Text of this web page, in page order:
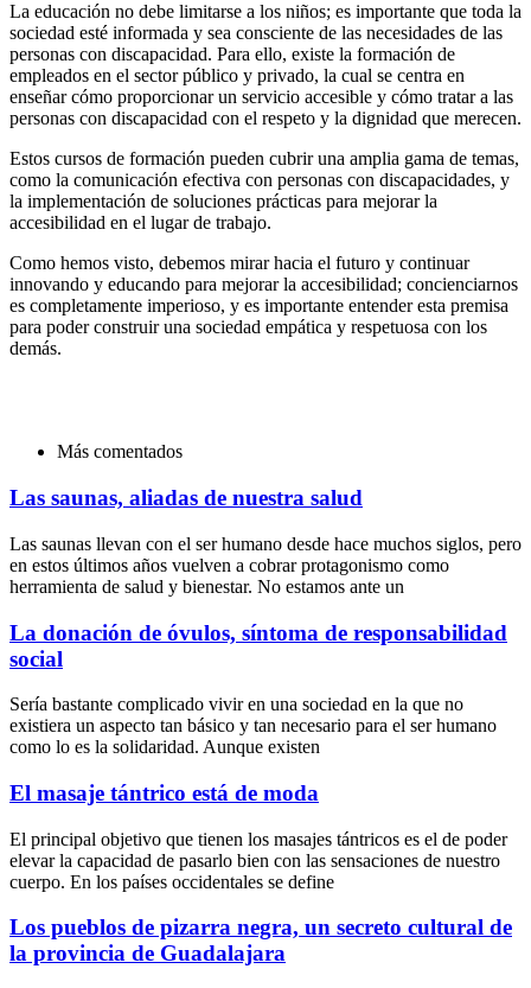
La educación no debe limitarse a los niños; es importante que toda la
sociedad esté informada y sea consciente de las necesidades de las
personas con discapacidad. Para ello, existe la formación de
empleados en el sector público y privado, la cual se centra en
enseñar cómo proporcionar un servicio accesible y cómo tratar a las
personas con discapacidad con el respeto y la dignidad que merecen.
Estos cursos de formación pueden cubrir una amplia gama de temas,
como la comunicación efectiva con personas con discapacidades, y
la implementación de soluciones prácticas para mejorar la
accesibilidad en el lugar de trabajo.
Como hemos visto, debemos mirar hacia el futuro y continuar
innovando y educando para mejorar la accesibilidad; concienciarnos
es completamente imperioso, y es importante entender esta premisa
para poder construir una sociedad empática y respetuosa con los
demás.
Más comentados
Las saunas, aliadas de nuestra salud
Las saunas llevan con el ser humano desde hace muchos siglos, pero
en estos últimos años vuelven a cobrar protagonismo como
herramienta de salud y bienestar. No estamos ante un
La donación de óvulos, síntoma de responsabilidad
social
Sería bastante complicado vivir en una sociedad en la que no
existiera un aspecto tan básico y tan necesario para el ser humano
como lo es la solidaridad. Aunque existen
El masaje tántrico está de moda
El principal objetivo que tienen los masajes tántricos es el de poder
elevar la capacidad de pasarlo bien con las sensaciones de nuestro
cuerpo. En los países occidentales se define
Los pueblos de pizarra negra, un secreto cultural de
la provincia de Guadalajara